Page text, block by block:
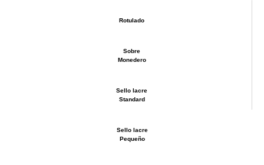
Rotulado
Sobre
Monedero
Sello lacre
Standard
Sello lacre
Pequeño